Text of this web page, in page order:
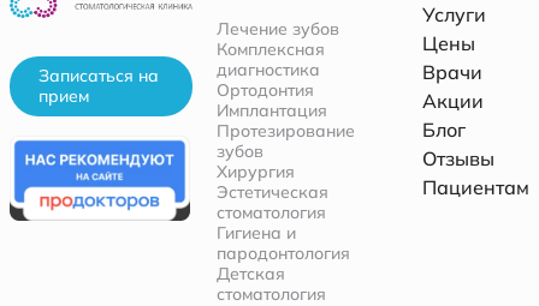
Записаться на
прием
Лечение зубов
Комплексная
диагностика
Ортодонтия
Имплантация
Протезирование
зубов
Хирургия
Эстетическая
стоматология
Гигиена и
пародонтология
Детская
стоматология
Услуги
Цены
Врачи
Акции
Блог
Отзывы
Пациентам